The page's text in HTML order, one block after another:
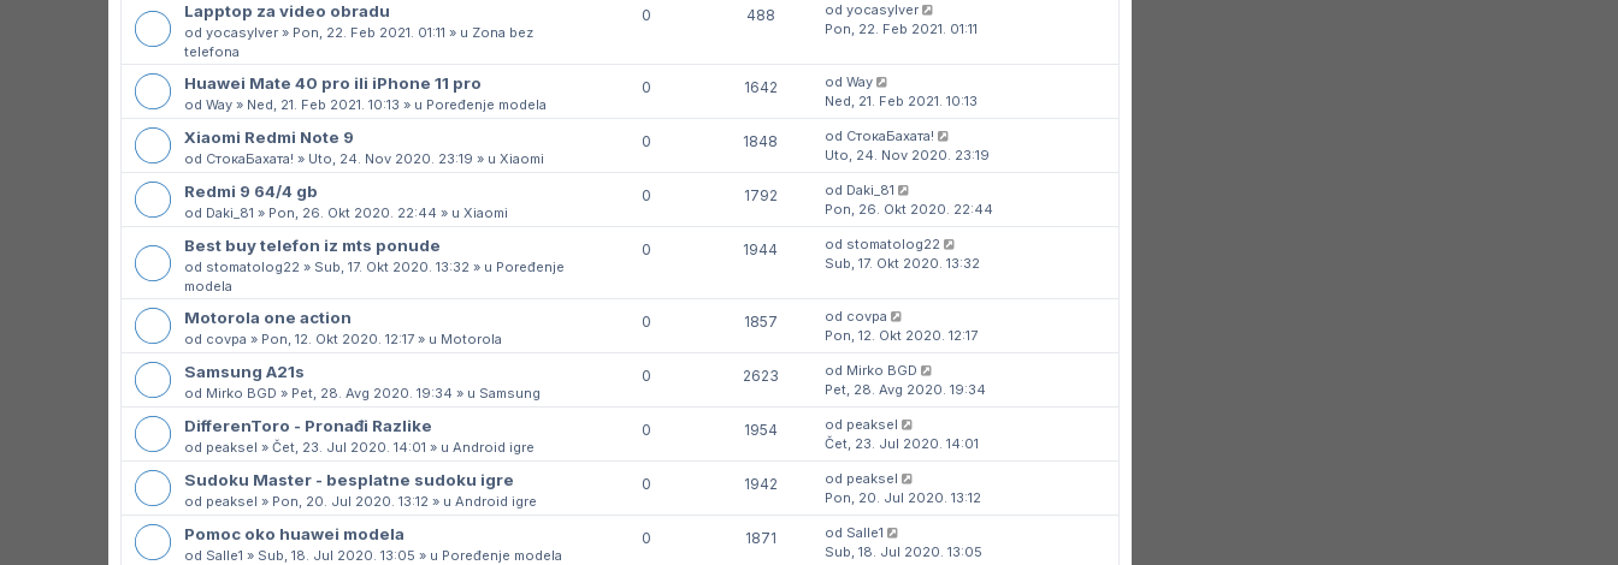
Lapptop za video obradu
od yocasylver» Pon, 22. Feb 2021. 01:11 » u Zona bez
telefona
0 488 od yocasylver
Pon, 22. Feb 2021. 01:11
Huawei Mate 40 pro ili iPhone 11 pro
od Way» Ned, 21. Feb 2021. 10:13 » u Poređenje modela
0 1642 od Way
Ned, 21. Feb 2021. 10:13
Xiaomi Redmi Note 9
od СтокаБахата! » Uto, 24. Nov 2020. 23:19 » u Xiaomi
0 1848 od СтокаБахата!
Uto, 24. Nov 2020. 23:19
Redmi 9 64/4 gb
od Daki_81 » Pon, 26. Okt 2020. 22:44 » u Xiaomi
0 1792 od Daki_81
Pon, 26. Okt 2020. 22:44
Best buy telefon iz mts ponude
od stomatolog22 » Sub, 17. Okt 2020. 13:32 » u Poređenje
modela
0 1944 od stomatolog22
Sub, 17. Okt 2020. 13:32
Motorola one action
od covpa » Pon, 12. Okt 2020. 12:17» u Motorola
0 1857 od covpa
Pon, 12. Okt 2020. 12:17
Samsung A21s
od Mirko BGD » Pet, 28. Avg 2020. 19:34 » u Samsung
0 2623 od Mirko BGD
Pet, 28. Avg 2020. 19:34
DifferenToro - Pronađi Razlike
od peaksel » Čet, 23. Jul 2020. 14:01 » u Android igre
0 1954 od peaksel
Čet, 23. Jul 2020. 14:01
Sudoku Master - besplatne sudoku igre
od peaksel » Pon, 20. Jul 2020. 13:12 » u Android igre
0 1942 od peaksel
Pon, 20. Jul 2020. 13:12
Pomoc oko huawei modela
od Salle1 » Sub, 18. Jul 2020. 13:05 » u Poređenje modela
0 1871 od Salle1
Sub, 18. Jul 2020. 13:05